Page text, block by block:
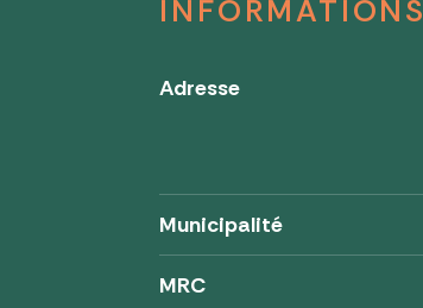
INFORMATIONS
Adresse
Municipalité
MRC